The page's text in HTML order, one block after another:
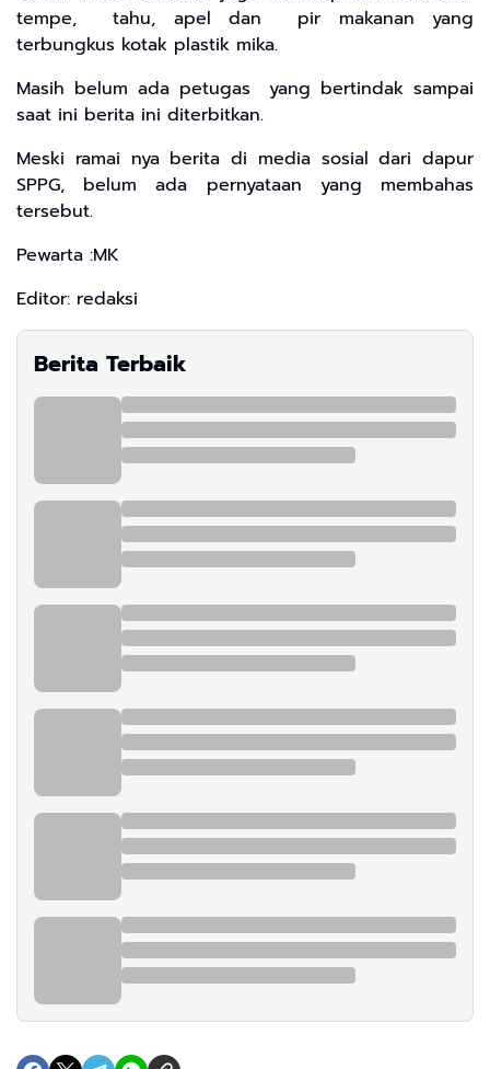
tempe, tahu, apel dan pir makanan yang
terbungkus kotak plastik mika.
Masih belum ada petugas yang bertindak sampai
saat ini berita ini diterbitkan.
Meski ramai nya berita di media sosial dari dapur
SPPG, belum ada pernyataan yang membahas
tersebut.
Pewarta :MK
Editor: redaksi
Berita Terbaik